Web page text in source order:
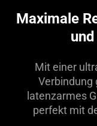
Maximale
Mit einer
Verbindung
latenzarmes
perfekt mit